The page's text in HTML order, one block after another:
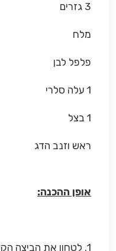
3 גזרים
מלח
פלפל לבן
1 עלה סלרי
1 בצל
ראש וזנב הדג
אופן ההכנה:
1. לטחון את הביצה